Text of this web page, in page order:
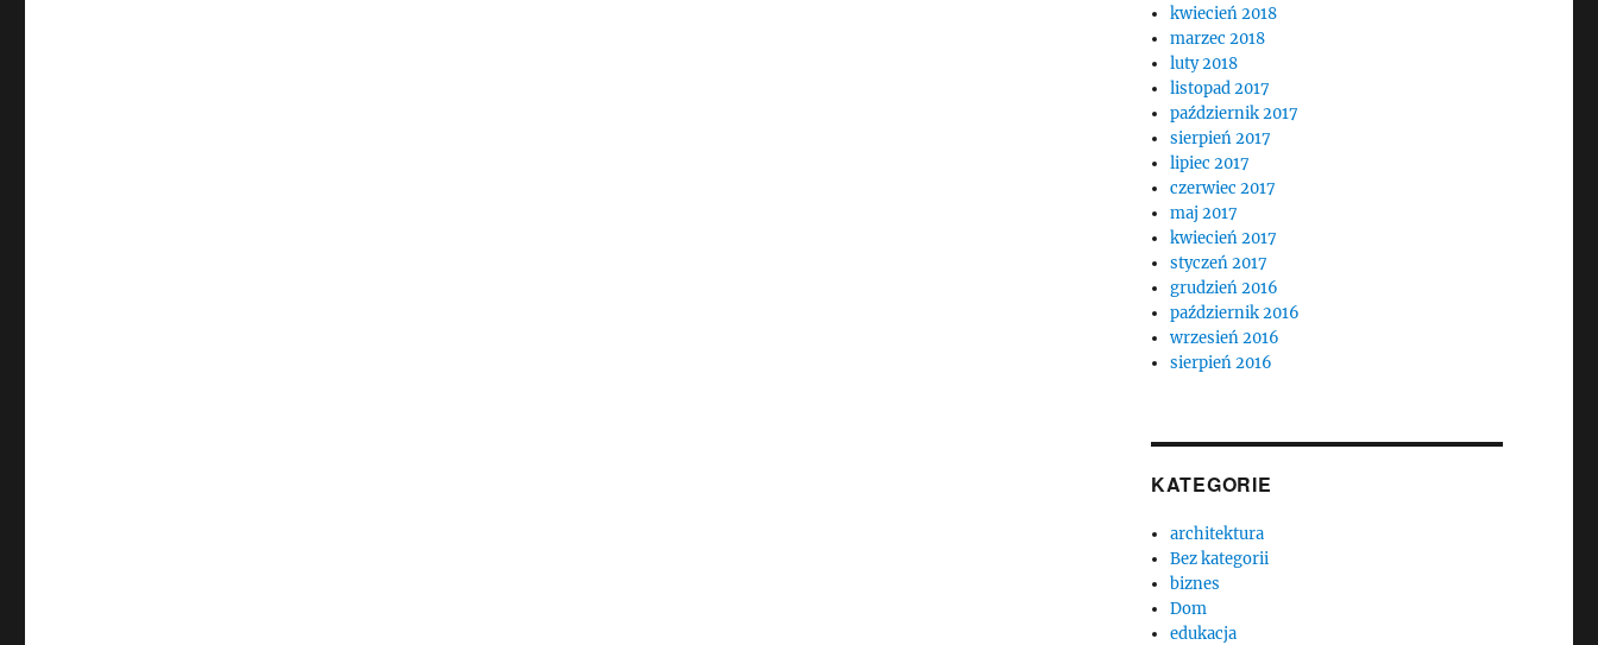
kwiecień 2018
marzec 2018
luty 2018
listopad 2017
październik 2017
sierpień 2017
lipiec 2017
czerwiec 2017
maj 2017
kwiecień 2017
styczeń 2017
grudzień 2016
październik 2016
wrzesień 2016
sierpień 2016
KATEGORIE
architektura
Bez kategorii
biznes
Dom
edukacja